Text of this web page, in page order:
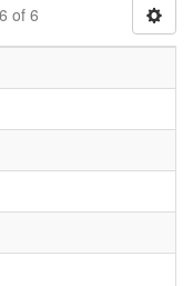
of 6